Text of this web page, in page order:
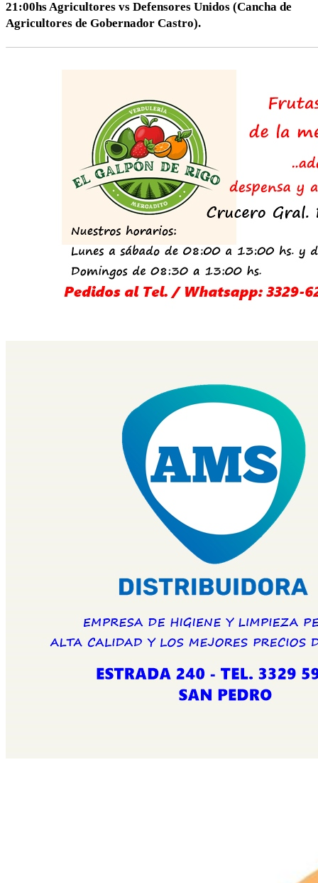
21:00hs Agricultores vs Defensores Unidos (Cancha de
Agricultores de Gobernador Castro).